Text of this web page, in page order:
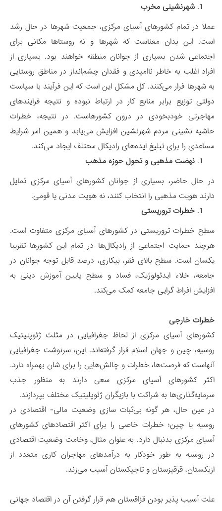
شهرنشینی مخرب
عملا در تمام کشورهای آسیای مرکزی، جمعیت شهرها در حال رشد
است. این بدان معناست که شهرها و نه روستاها مکانی برای
اجتماعی شدن بسیاری از جوانان منطقه خواهند بود. بسیاری از
افراد اغلب به خاطر ناامیدی و فقدان چشم‌انداز در مناطق روستایی
به شهرها فرار می‌کنند. کل مشکل این است که این فرآیند با سیاست
دولتی توزیع برابر منابع کار در ارتباط نبوده و نتیجه فرایندهای
مهاجرتی خودبخودی در درون کشورهاست. در نتیجه، خطرات
حاشیه نشینی مردم شهرنشین افزایش می‌یابد و همین امر شرایط
مساعدی را برای تبلیغ ایده‌های رادیکال مختلف ایجاد می‌کند.
نهضت مذهبی و تحول حوزه مذهب
در حال حاضر، بسیاری از جوانان کشورهای آسیای مرکزی تمایل
دارند هویت مذهبی را انتخاب کنند، نه هویت مدنی یا قومی.
خطرات تروریستی
سطح خطرات تروریستی در کشورهای آسیای مرکزی متفاوت است.
هرچند حمایت اجتماعی از رادیکال‌ها در تمام این کشورها تقریبا
یکسان است. سطح بالای فقر، بیکاری، درصد قابل توجه جوانان در
جامعه، خلاء ایدئولوژیک، فساد و سطح پایین آموزش دینی به
افزایش افراط گرایی جامعه کمک می‌کند.
خطرات خارجی
کشورهای آسیای مرکزی از لحاظ جغرافیایی در مثلث ژئوپلیتیک
روسیه، چین و جهان اسلام قرار گرفته‌اند. این، سرنوشت جغرافیایی
آنهاست که فرصت‌ها، خطرات و چالش‌هایی را برای شان بهمراه دارد.
اکثر کشورهای آسیای مرکزی سعی دارند به منظور جذب
سرمایه‌گذاری‌ها به شراکت با بازیگران ژئوپلیتیک مختلف بپردازند.
در عین حال، هر گونه بی‌ثبات سازی وضعیت مالی- اقتصادی در
روسیه یا چین؛ خطرات خاصی را برای اکثر اقتصادهای کشورهای
آسیای مرکزی بدنبال دارد. به عنوان مثال، وخامت وضعیت اقتصادی
در روسیه به طور خودکار به درآمدهای مهاجران کاری متعدد از
ازبکستان، قرقیزستان و تاجیکستان آسیب می‌زند.
علت آسیب پذیر بودن قزاقستان هم قرار گرفتن آن در اقتصاد جهانی